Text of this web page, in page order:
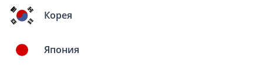
Корея
Япония